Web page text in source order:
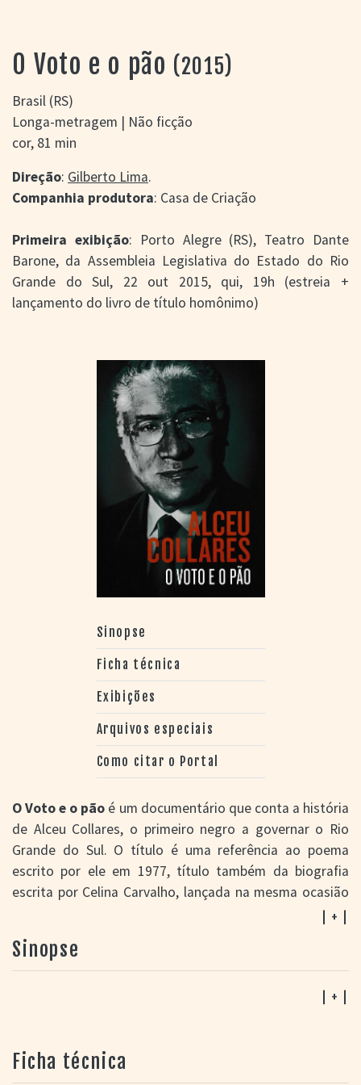
CINEMA GAÚCHO
> BUSCA AVANÇADA
> LISTA DE FILMES
> FILMOGRAFIAS DE
> DISCOGRAFIAS
> BIBLIOGRAFIAS
LOCALIZAÇÃO
O Voto e o pão (2015)
Brasil (RS)
Longa-metragem | Não ficção
cor, 81 min
Direção: Gilberto Lima.
Companhia produtora: Casa de Criação
Primeira exibição: Porto Alegre (RS), Teatro Dante
Barone, da Assembleia Legislativa do Estado do Rio
Grande do Sul, 22 out 2015, qui, 19h (estreia +
lançamento do livro de título homônimo)
Sinopse
Ficha técnica
Exibições
Arquivos especiais
Como citar o Portal
O Voto e o pão é um documentário que conta a história
de Alceu Collares, o primeiro negro a governar o Rio
Grande do Sul. O título é uma referência ao poema
escrito por ele em 1977, título também da biografia
escrita por Celina Carvalho, lançada na mesma ocasião
do filme. Na noite da estreia, no Teatro Dante Barone,
Legislativa gaúcha, a medalha do Mérito Farroupilha,
das mãos do deputado Ciro Simoni que propôs a
longo de setembro de 2017, quando Collares completa
90 anos, o documentário é reprisado em diversos
| + |
Sinopse
| + |
Ficha técnica